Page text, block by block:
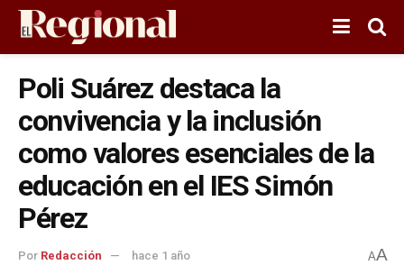
Poli Suárez destaca la
convivencia y la inclusión
como valores esenciales de la
educación en el IES Simón
Pérez
Por Redacción hace 1 año AA